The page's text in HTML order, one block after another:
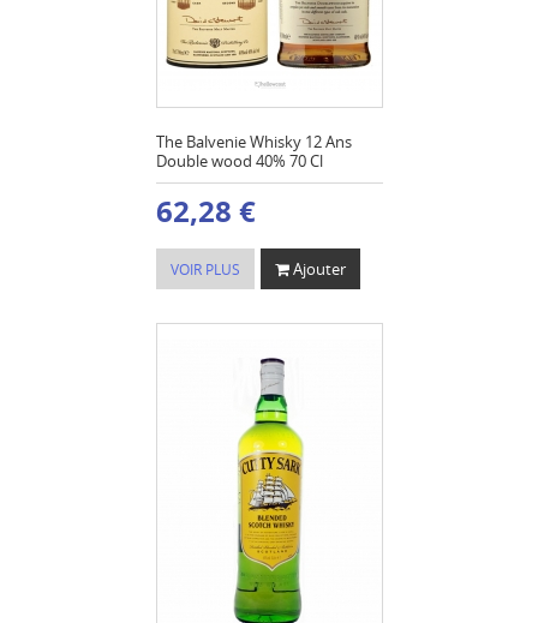
The Balvenie Whisky 12 Ans
Double wood 40% 70 Cl
62,28 €
VOIR PLUS Ajouter